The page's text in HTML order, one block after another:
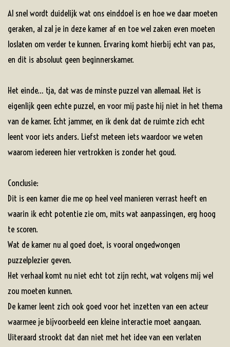
Al snel wordt duidelijk wat ons einddoel is en hoe we daar moeten
geraken, al zal je in deze kamer af en toe wel zaken even moeten
loslaten om verder te kunnen. Ervaring komt hierbij echt van pas,
en dit is absoluut geen beginnerskamer.
Het einde… tja, dat was de minste puzzel van allemaal. Het is
eigenlijk geen echte puzzel, en voor mij paste hij niet in het thema
van de kamer. Echt jammer, en ik denk dat de ruimte zich echt
leent voor iets anders. Liefst meteen iets waardoor we weten
waarom iedereen hier vertrokken is zonder het goud.
Conclusie:
Dit is een kamer die me op heel veel manieren verrast heeft en
waarin ik echt potentie zie om, mits wat aanpassingen, erg hoog
te scoren.
Wat de kamer nu al goed doet, is vooral ongedwongen
puzzelplezier geven.
Het verhaal komt nu niet echt tot zijn recht, wat volgens mij wel
zou moeten kunnen.
De kamer leent zich ook goed voor het inzetten van een acteur
waarmee je bijvoorbeeld een kleine interactie moet aangaan.
Uiteraard strookt dat dan niet met het idee van een verlaten